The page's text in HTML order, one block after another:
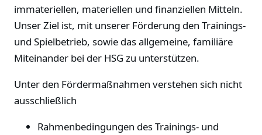
immateriellen, materiellen und finanziellen Mitteln.
Unser Ziel ist, mit unserer Förderung den Trainings-
und Spielbetrieb, sowie das allgemeine, familiäre
Miteinander bei der HSG zu unterstützen.
Unter den Fördermaßnahmen verstehen sich nicht
ausschließlich
Rahmenbedingungen des Trainings- und